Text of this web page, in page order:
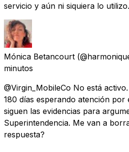
servicio y aún ni siquiera lo
Mónica Betancourt
minutos
@Virgin_MobileCo No está
180 días esperando atención por
siguen las evidencias para
Superintendencia. Me van a
respuesta?